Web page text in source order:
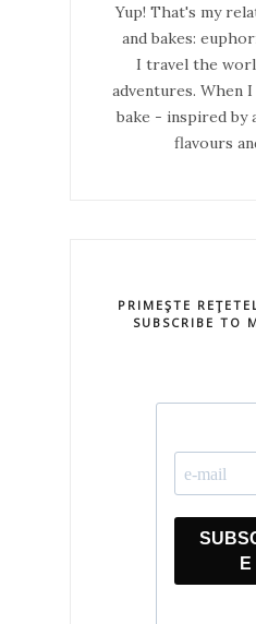
Yup! That's my
and bakes:
I travel the
adventures. When
bake - inspired by
flavours
PRIMEŞTE
SUBSCRIBE TO